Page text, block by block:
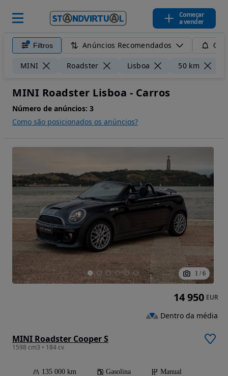
Começar
a vender
Filtros Anúncios Recomendados
MINI Roadster Lisboa 50 km
MINI Roadster Lisboa - Carros
Número de anúncios: 3
Como são posicionados os anúncios?
1 / 6
MINI Roadster Cooper S
1598 cm3 • 184 cv
135 000 km Gasolina
Manual
14 950 EUR
Dentro da média